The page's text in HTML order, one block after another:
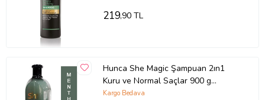
219,90 TL
Hunca She Magic Şampuan 2ın1
Kuru ve Normal Saçlar 900 g
Mentollü
Kargo Bedava